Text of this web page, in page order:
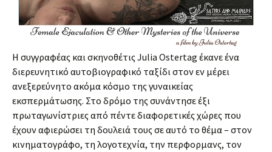
Η συγγραφέας και σκηνοθέτις Julia Ostertag έκανε ένα
διερευνητικό αυτοβιογραφικό ταξίδι στον εν μέρει
ανεξερεύνητο ακόμα κόσμο της γυναικείας
εκσπερμάτωσης. Στο δρόμο της συνάντησε έξι
πρωταγωνίστριες από πέντε διαφορετικές χώρες που
έχουν αφιερώσει τη δουλειά τους σε αυτό το θέμα – στον
κινηματογράφο, τη λογοτεχνία, την περφορμανς, τον